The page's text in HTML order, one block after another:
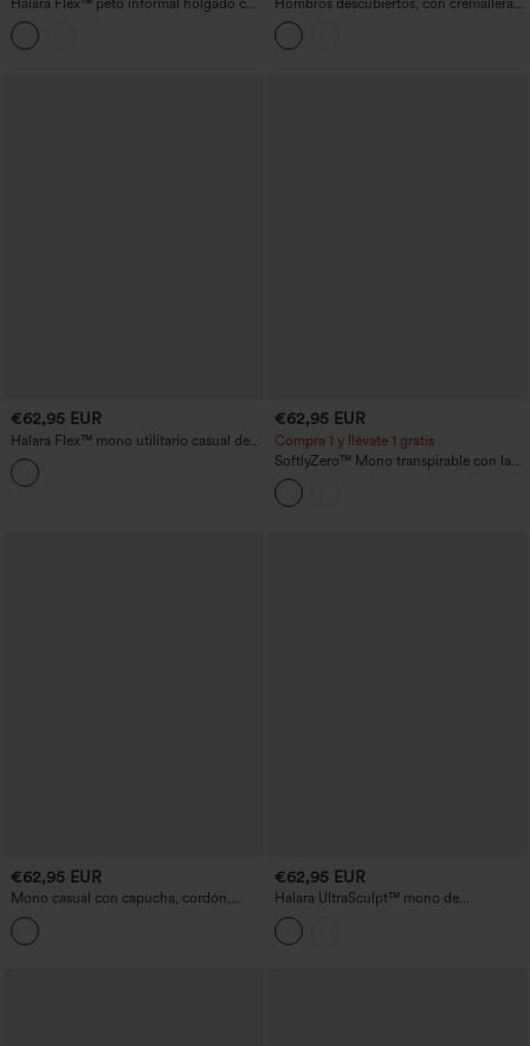
tirantes ajustables, lyocell drapeado y
bolsillos
corte relajado y bolsillos — Fácil de
llevar
€62,95 EUR
Halara Flex™ mono utilitario casual de
manga corta, denim lavado, con
bolsillos
€62,95 EUR
Compra 1 y llévate 1 gratis
SoftlyZero™ Mono transpirable con lazo
y bolsillos, fresco — UPF50+
€62,95 EUR
Mono casual con capucha, cordón,
mangas largas y bolsillos
€62,95 EUR
Halara UltraSculpt™ mono de
entrenamiento bootcut con espalda
anudada y abierta, control de abdomen,
realce de glúteos, con bolsillos - Edición